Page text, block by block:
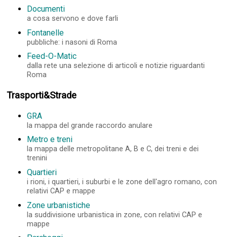
Documenti
a cosa servono e dove farli
Fontanelle
pubbliche: i nasoni di Roma
Feed-O-Matic
dalla rete una selezione di articoli e notizie riguardanti
Roma
Trasporti&Strade
GRA
la mappa del grande raccordo anulare
Metro e treni
la mappa delle metropolitane A, B e C, dei treni e dei
trenini
Quartieri
i rioni, i quartieri, i suburbi e le zone dell'agro romano, con
relativi CAP e mappe
Zone urbanistiche
la suddivisione urbanistica in zone, con relativi CAP e
mappe